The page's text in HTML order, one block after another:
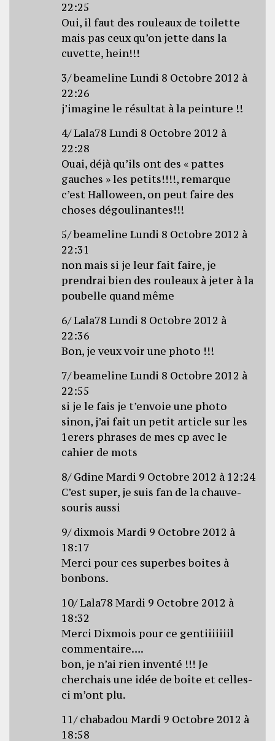
22:25
Oui, il faut des rouleaux de toilette
mais pas ceux qu’on jette dans la
cuvette, hein!!!
3/ beameline Lundi 8 Octobre 2012 à
22:26
j’imagine le résultat à la peinture !!
4/ Lala78 Lundi 8 Octobre 2012 à
22:28
Ouai, déjà qu’ils ont des « pattes
gauches » les petits!!!!, remarque
c’est Halloween, on peut faire des
choses dégoulinantes!!!
5/ beameline Lundi 8 Octobre 2012 à
22:31
non mais si je leur fait faire, je
prendrai bien des rouleaux à jeter à la
poubelle quand même
6/ Lala78 Lundi 8 Octobre 2012 à
22:36
Bon, je veux voir une photo !!!
7/ beameline Lundi 8 Octobre 2012 à
22:55
si je le fais je t’envoie une photo
sinon, j’ai fait un petit article sur les
1erers phrases de mes cp avec le
cahier de mots
8/ Gdine Mardi 9 Octobre 2012 à 12:24
C’est super, je suis fan de la chauve-
souris aussi
9/ dixmois Mardi 9 Octobre 2012 à
18:17
Merci pour ces superbes boites à
bonbons.
10/ Lala78 Mardi 9 Octobre 2012 à
18:32
Merci Dixmois pour ce gentiiiiiiil
commentaire….
bon, je n’ai rien inventé !!! Je
cherchais une idée de boîte et celles-
ci m’ont plu.
11/ chabadou Mardi 9 Octobre 2012 à
18:58